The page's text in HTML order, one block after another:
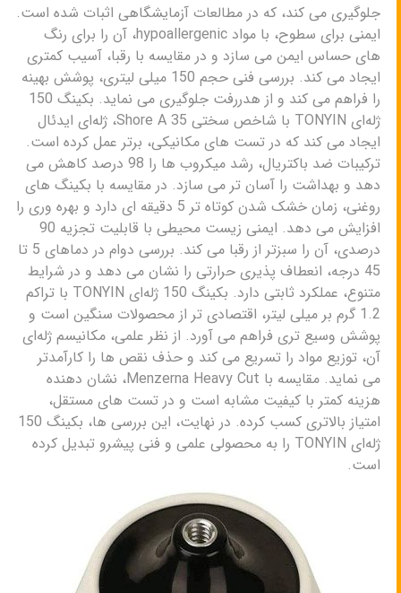
جلوگیری می کند، که در مطالعات آزمایشگاهی اثبات شده است.
ایمنی برای سطوح، با مواد hypoallergenic، آن را برای رنگ
های حساس ایمن می سازد و در مقایسه با رقبا، آسیب کمتری
ایجاد می کند. بررسی فنی حجم 150 میلی لیتری، پوشش بهینه
را فراهم می کند و از هدررفت جلوگیری می نماید. بکینگ 150
ژله‌ای TONYIN با شاخص سختی Shore A 35، ژله‌ای ایدئال
ایجاد می کند که در تست های مکانیکی، برتر عمل کرده است.
ترکیبات ضد باکتریال، رشد میکروب ها را 98 درصد کاهش می
دهد و بهداشت را آسان تر می سازد. در مقایسه با بکینگ های
روغنی، زمان خشک شدن کوتاه تر 5 دقیقه ای دارد و بهره وری را
افزایش می دهد. ایمنی زیست محیطی با قابلیت تجزیه 90
درصدی، آن را سبزتر از رقبا می کند. بررسی دوام در دماهای 5 تا
45 درجه، انعطاف پذیری حرارتی را نشان می دهد و در شرایط
متنوع، عملکرد ثابتی دارد. بکینگ 150 ژله‌ای TONYIN با تراکم
1.2 گرم بر میلی لیتر، اقتصادی تر از محصولات سنگین است و
پوشش وسیع تری فراهم می آورد. از نظر علمی، مکانیسم ژله‌ای
آن، توزیع مواد را تسریع می کند و حذف نقص ها را کارآمدتر
می نماید. مقایسه با Menzerna Heavy Cut، نشان دهنده
هزینه کمتر با کیفیت مشابه است و در تست های مستقل،
امتیاز بالاتری کسب کرده. در نهایت، این بررسی ها، بکینگ 150
ژله‌ای TONYIN را به محصولی علمی و فنی پیشرو تبدیل کرده
است.